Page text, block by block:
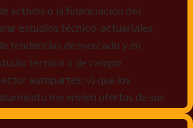
activos o la financiación del
estudios técnico-actuariales,
tendencias de mercado y en
técnico o de campo
autopartes; v) que los
me envíen ofertas de sus